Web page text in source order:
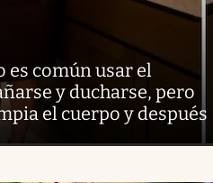
es común usar el
y ducharse, pero
el cuerpo y después